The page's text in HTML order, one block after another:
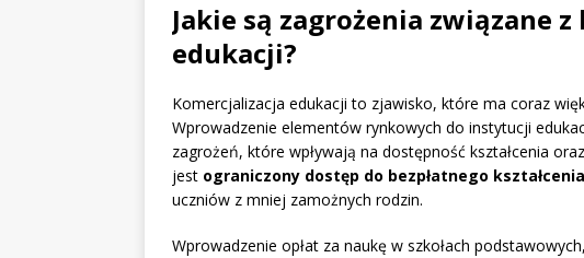
Jakie są zagrożenia związane
edukacji?
Komercjalizacja edukacji to zjawisko, które ma coraz
Wprowadzenie elementów rynkowych do instytucji
zagrożeń, które wpływają na dostępność kształcenia
jest ograniczony dostęp do bezpłatnego kształcenia
uczniów z mniej zamożnych rodzin.
Wprowadzenie opłat za naukę w szkołach